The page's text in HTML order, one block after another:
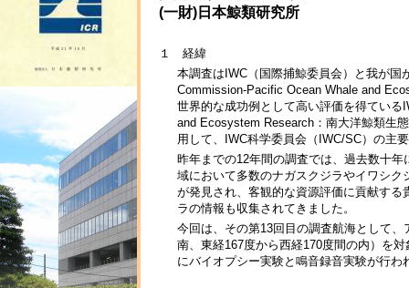
(一財)日本鯨類研究所
１ 経緯
本調査はIWC（国際捕鯨委員会）と我が国
Commission-Pacific Ocean Whale and
世界的な成功例として高い評価を得てい
and Ecosystem Research：南大洋鯨類生
用して、IWC科学委員会（IWC/SC）の主
昨年までの12年間の調査では、過去数十
域において多数のナガスクジラやイワシ
が発見され、客観的な資源評価に貢献す
ラの情報も収集されてきました。
今回は、その第13回目の調査航海として
南、東経167度から西経170度間の内）を
にバイオプシー実験と鳴音録音実験が行